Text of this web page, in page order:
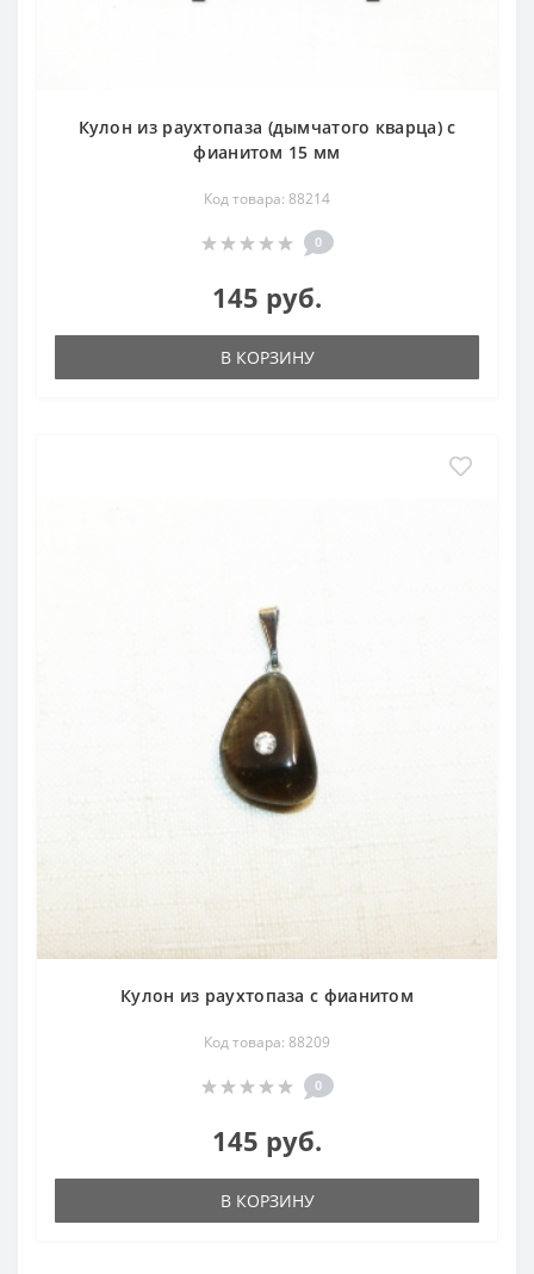
Кулон из раухтопаза (дымчатого кварца) с
фианитом 15 мм
Код товара: 88214
0
145 руб.
В КОРЗИНУ
Кулон из раухтопаза с фианитом
Код товара: 88209
0
145 руб.
В КОРЗИНУ